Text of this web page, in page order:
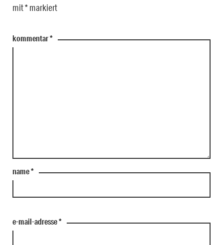
mit*markiert
kommentar*
name*
e-mail-adresse*